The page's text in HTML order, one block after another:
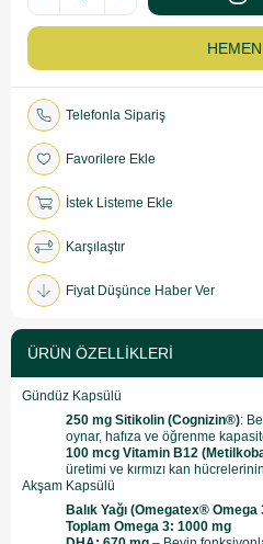
Telefonla Sipariş
Favorilere Ekle
İstek Listeme Ekle
Karşılaştır
Fiyat Düşünce Haber Ver
ÜRÜN ÖZELLIKLERI
Gündüz Kapsülü
250 mg Sitikolin (Cognizin®):
oynar, hafıza ve öğrenme
100 mcg Vitamin B12
üretimi ve kırmızı kan
Akşam Kapsülü
Balık Yağı (Omegatex® Omega
Toplam Omega 3: 1000 mg